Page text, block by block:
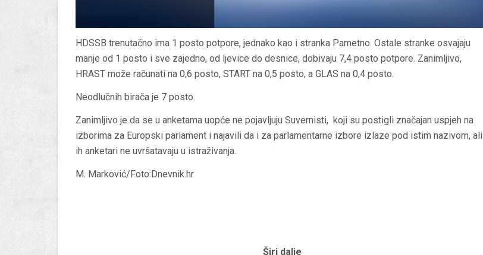
HDSSB trenutačno ima 1 posto potpore, jednako kao i stranka Pametno. Ostale stranke osvajaju
manje od 1 posto i sve zajedno, od ljevice do desnice, dobivaju 7,4 posto potpore. Zanimljivo,
HRAST može računati na 0,6 posto, START na 0,5 posto, a GLAS na 0,4 posto.
Neodlučnih birača je 7 posto.
Zanimljivo je da se u anketama uopće ne pojavljuju Suvernisti, koji su postigli značajan uspjeh na
izborima za Europski parlament i najavili da i za parlamentarne izbore izlaze pod istim nazivom, ali
ih anketari ne uvršatavaju u istraživanja.
M. Marković/Foto:Dnevnik.hr
Širi dalje